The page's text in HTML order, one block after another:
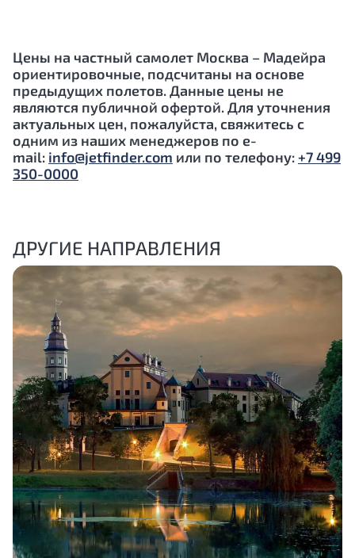
Цены на частный самолет Москва – Мадейра
ориентировочные, подсчитаны на основе
предыдущих полетов. Данные цены не
являются публичной офертой. Для уточнения
актуальных цен, пожалуйста, свяжитесь с
одним из наших менеджеров по e-
mail: info@jetfinder.com или по телефону:+7 499
350-0000
ДРУГИЕ НАПРАВЛЕНИЯ